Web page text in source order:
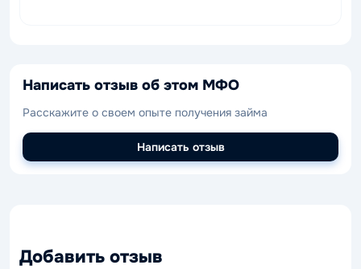
Написать отзыв об этом МФО
Расскажите о своем опыте получения займа
Написать отзыв
Добавить отзыв